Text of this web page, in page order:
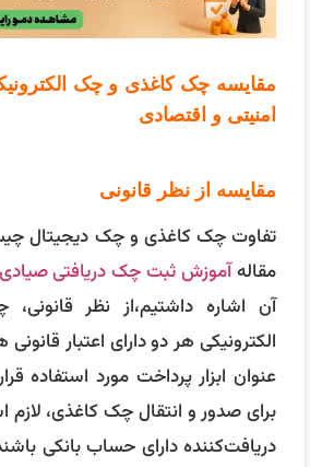
مقایسه چک کاغذی و چک
امنیتی و اقتصادی
مقایسه از نظر قانونی
تفاوت چک کاغذی و چک دیجیتال
مقالهآموزش ثبت چک دریافتی صیادی
آن اشاره داشتیم،از نظر
الکترونیکی هر دو دارای اعتبار
عنوان ابزار پرداخت مورد استفاده
برای صدور و انتقال چک کاغذی،
دریافت‌کننده دارای حساب بانکی